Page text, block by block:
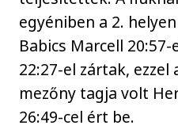
egyéniben a 2.
Babics Marcell
22:27-el zártak,
mezőny tagja volt
26:49-cel ért be.